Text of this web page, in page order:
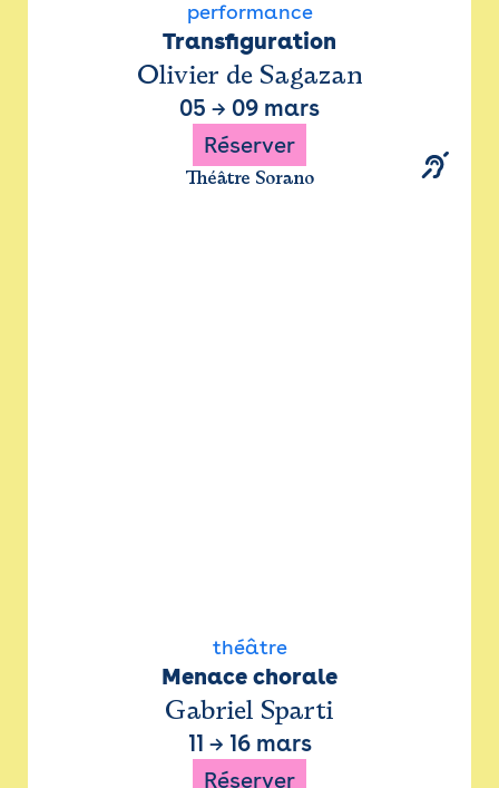
performance
Transfiguration
Olivier de Sagazan
05 → 09 mars
Réserver
Théâtre Sorano
théâtre
Menace chorale
Gabriel Sparti
11 → 16 mars
Réserver